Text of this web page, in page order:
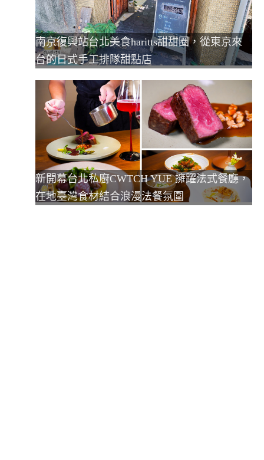
南京復興站台北美食haritts甜甜圈，從東京來
台的日式手工排隊甜點店
新開幕台北私廚CWTCH YUE 擁躍法式餐廳，
在地臺灣食材結合浪漫法餐氛圍